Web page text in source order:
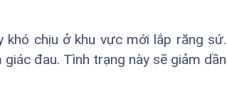
khó chịu ở khu vực mới lắp răng sứ.
đau. Tình trạng này sẽ giảm dần